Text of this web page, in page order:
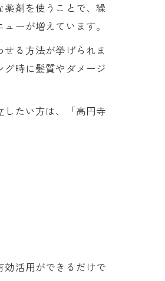
剤を使うことで、繰
ーが増えています。
る方法が挙げられま
時に髪質やダメージ
たい方は、「高円寺
活用ができるだけで